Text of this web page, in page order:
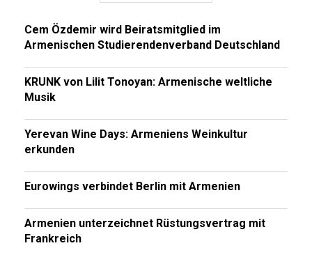
Cem Özdemir wird Beiratsmitglied im
Armenischen Studierendenverband Deutschland
KRUNK von Lilit Tonoyan: Armenische weltliche
Musik
Yerevan Wine Days: Armeniens Weinkultur
erkunden
Eurowings verbindet Berlin mit Armenien
Armenien unterzeichnet Rüstungsvertrag mit
Frankreich